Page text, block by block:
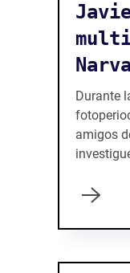
Durante
amigos